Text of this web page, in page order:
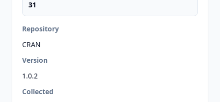
31
Repository
CRAN
Version
1.0.2
Collected